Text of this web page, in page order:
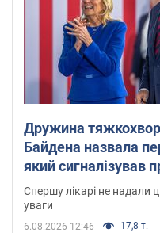
Дружина
Байдена назвала
який сигналізував
"агресивний" рак
Спершу лікарі не надали
уваги
6.08.2026 12:46 17,8 т.